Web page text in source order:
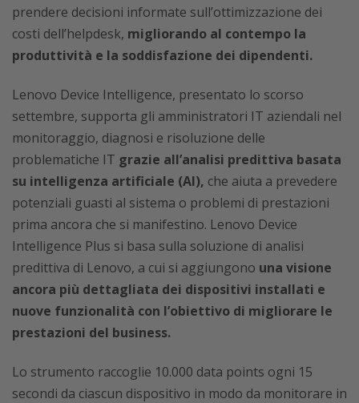
prendere decisioni informate sull’ottimizzazione dei
costi dell’helpdesk, migliorando al contempo la
produttività e la soddisfazione dei dipendenti.
Lenovo Device Intelligence, presentato lo scorso
settembre, supporta gli amministratori IT aziendali nel
monitoraggio, diagnosi e risoluzione delle
problematiche IT grazie all’analisi predittiva basata
su intelligenza artificiale (AI), che aiuta a prevedere
potenziali guasti al sistema o problemi di prestazioni
prima ancora che si manifestino. Lenovo Device
Intelligence Plus si basa sulla soluzione di analisi
predittiva di Lenovo, a cui si aggiungono una visione
ancora più dettagliata dei dispositivi installati e
nuove funzionalità con l’obiettivo di migliorare le
prestazioni del business.
Lo strumento raccoglie 10.000 data points ogni 15
secondi da ciascun dispositivo in modo da monitorare in